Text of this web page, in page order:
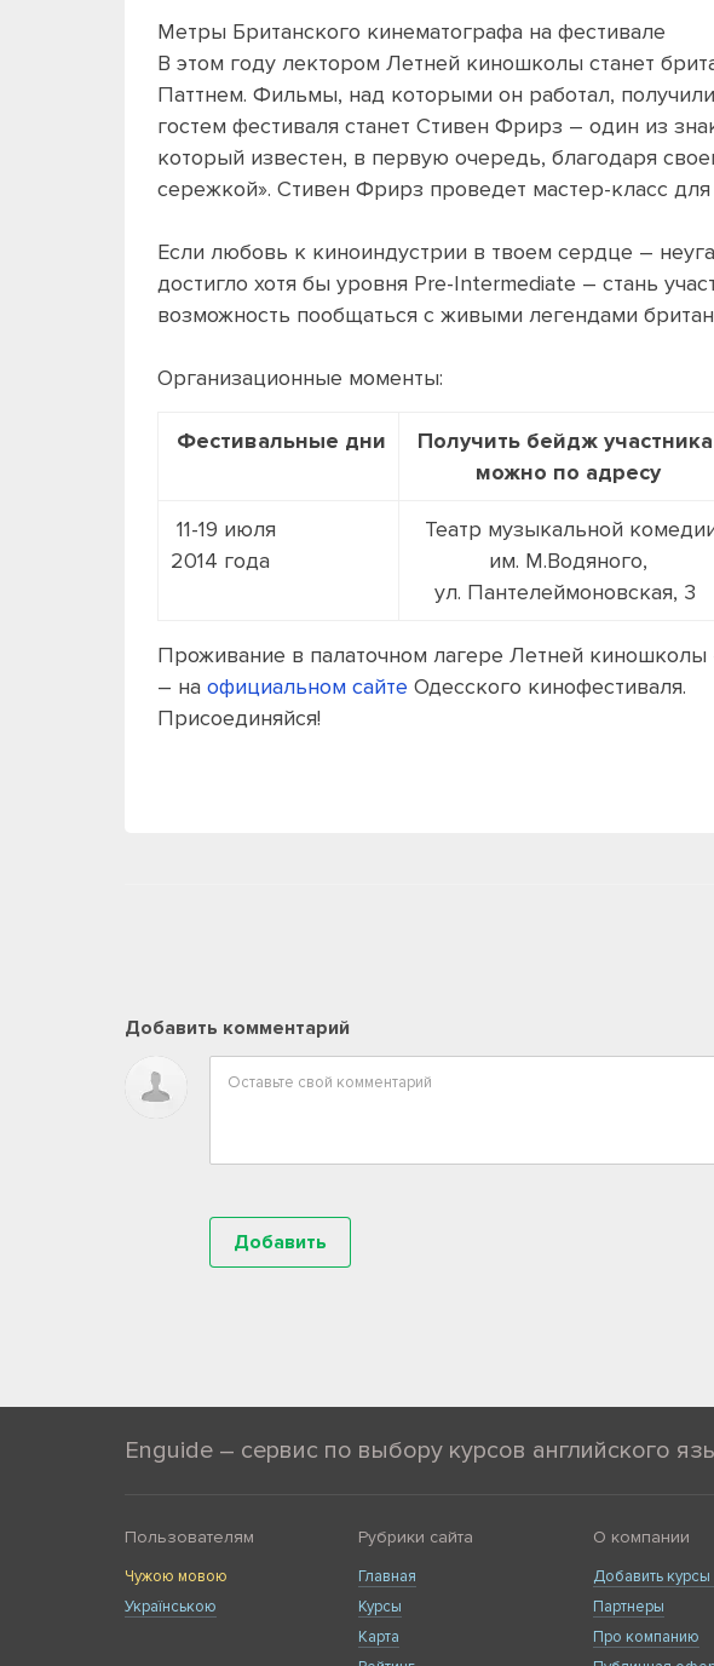
Метры Британского кинематографа на фестивале
В этом году лектором Летней киношколы станет
Паттнем. Фильмы, над которыми он работал,
гостем фестиваля станет Стивен Фрирз – один из
который известен, в первую очередь, благодаря
сережкой». Стивен Фрирз проведет мастер-класс
Если любовь к киноиндустрии в твоем сердце –
достигло хотя бы уровня Pre-Intermediate – стань
возможность пообщаться с живыми легендами
Организационные моменты:
Фестивальные дни
Получить бейдж участника
можно по адресу
11-19 июля
2014 года
Театр музыкальной
им. М.Водяного,
ул. Пантелеймоновская, 3
Проживание в палаточном лагере Летней
– на официальном сайте Одесского кинофестиваля.
Присоединяйся!
Добавить комментарий
Enguide – сервис по выбору курсов английского
Пользователям
Чужою мовою
Українською
Рубрики сайта
Главная
Курсы
Карта
О компании
Добавить курсы
Партнеры
Про компанию